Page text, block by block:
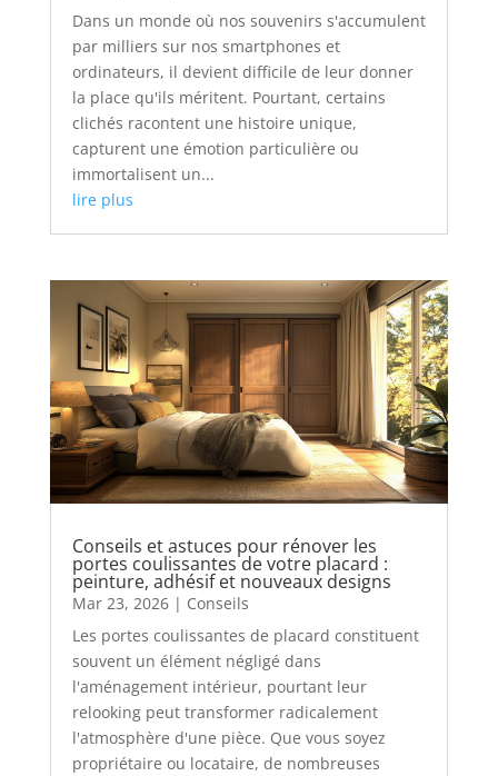
Dans un monde où nos souvenirs s'accumulent
par milliers sur nos smartphones et
ordinateurs, il devient difficile de leur donner
la place qu'ils méritent. Pourtant, certains
clichés racontent une histoire unique,
capturent une émotion particulière ou
immortalisent un...
lire plus
Conseils et astuces pour rénover les
portes coulissantes de votre placard :
peinture, adhésif et nouveaux designs
Mar 23, 2026| Conseils
Les portes coulissantes de placard constituent
souvent un élément négligé dans
l'aménagement intérieur, pourtant leur
relooking peut transformer radicalement
l'atmosphère d'une pièce. Que vous soyez
propriétaire ou locataire, de nombreuses